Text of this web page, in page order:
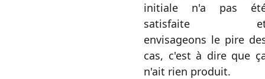
initiale n'a pas
satisfaite
envisageons le pire
cas, c'est à dire que
n'ait rien produit.